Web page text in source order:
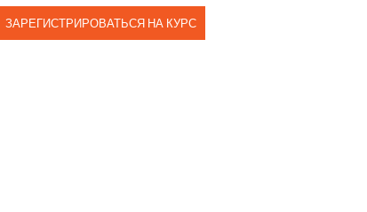
ЗАРЕГИСТРИРОВАТЬСЯ НА КУРС